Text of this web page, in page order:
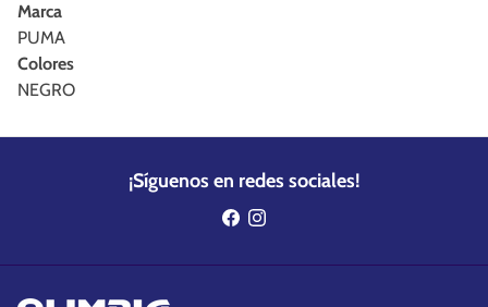
Marca
PUMA
Colores
NEGRO
¡Síguenos en redes sociales!